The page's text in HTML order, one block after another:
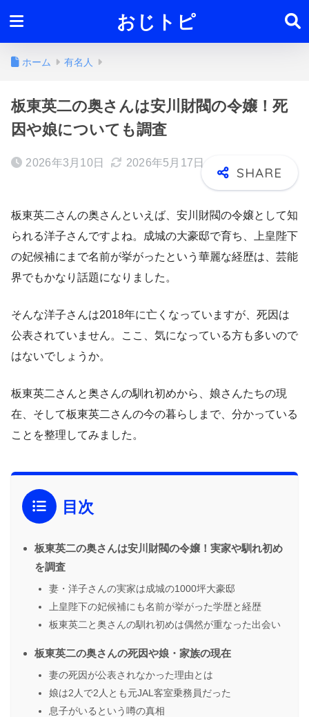
おじトピ
ホーム 有名人
板東英二の奥さんは安川財閥の令嬢！死
因や娘についても調査
2026年3月10日 2026年5月17日
板東英二さんの奥さんといえば、安川財閥の令嬢として知
られる洋子さんですよね。成城の大豪邸で育ち、上皇陛下
の妃候補にまで名前が挙がったという華麗な経歴は、芸能
界でもかなり話題になりました。
そんな洋子さんは2018年に亡くなっていますが、死因は
公表されていません。ここ、気になっている方も多いので
はないでしょうか。
板東英二さんと奥さんの馴れ初めから、娘さんたちの現
在、そして板東英二さんの今の暮らしまで、分かっている
ことを整理してみました。
目次
板東英二の奥さんは安川財閥の令嬢！実家や馴れ初め
を調査
妻・洋子さんの実家は成城の1000坪大豪邸
上皇陛下の妃候補にも名前が挙がった学歴と経歴
板東英二と奥さんの馴れ初めは偶然が重なった出会い
板東英二の奥さんの死因や娘・家族の現在
妻の死因が公表されなかった理由とは
娘は2人で2人とも元JAL客室乗務員だった
息子がいるという噂の真相